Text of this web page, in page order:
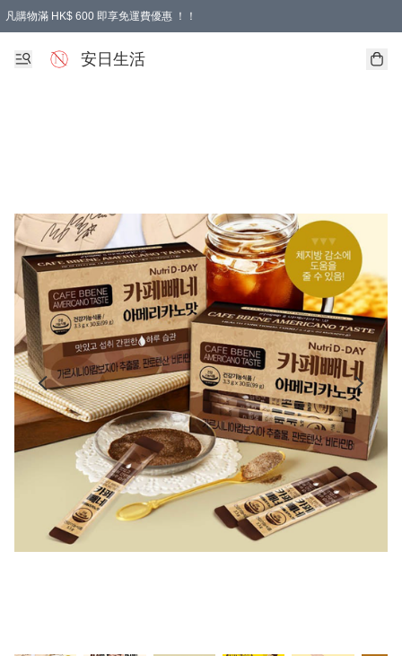
凡購物滿 HK$ 600 即享免運費優惠 ！！
安日生活